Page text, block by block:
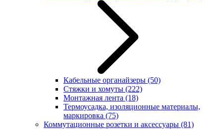
Кабельные органайзеры (50)
Стяжки и хомуты (222)
Монтажная лента (18)
Термоусадка, изоляционные материалы,
маркировка (75)
Коммутационные розетки и аксессуары (81)